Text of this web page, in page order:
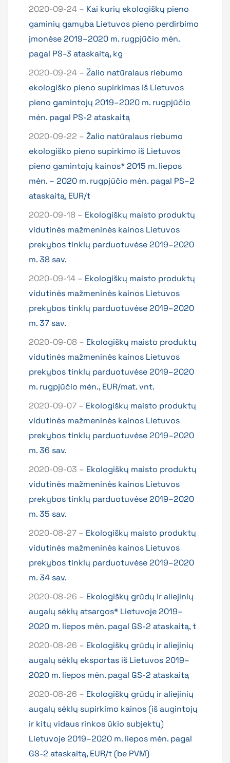
2020-09-24 – Kai kurių ekologiškų pieno
gaminių gamyba Lietuvos pieno perdirbimo
įmonėse 2019–2020 m. rugpjūčio mėn.
pagal PS-3 ataskaitą, kg
2020-09-24 – Žalio natūralaus riebumo
ekologiško pieno supirkimas iš Lietuvos
pieno gamintojų 2019–2020 m. rugpjūčio
mėn. pagal PS-2 ataskaitą
2020-09-22 – Žalio natūralaus riebumo
ekologiško pieno supirkimo iš Lietuvos
pieno gamintojų kainos* 2015 m. liepos
mėn. – 2020 m. rugpjūčio mėn. pagal PS–2
ataskaitą, EUR/t
2020-09-18 – Ekologiškų maisto produktų
vidutinės mažmeninės kainos Lietuvos
prekybos tinklų parduotuvėse 2019–2020
m. 38 sav.
2020-09-14 – Ekologiškų maisto produktų
vidutinės mažmeninės kainos Lietuvos
prekybos tinklų parduotuvėse 2019–2020
m. 37 sav.
2020-09-08 – Ekologiškų maisto produktų
vidutinės mažmeninės kainos Lietuvos
prekybos tinklų parduotuvėse 2019–2020
m. rugpjūčio mėn., EUR/mat. vnt.
2020-09-07 – Ekologiškų maisto produktų
vidutinės mažmeninės kainos Lietuvos
prekybos tinklų parduotuvėse 2019–2020
m. 36 sav.
2020-09-03 – Ekologiškų maisto produktų
vidutinės mažmeninės kainos Lietuvos
prekybos tinklų parduotuvėse 2019–2020
m. 35 sav.
2020-08-27 – Ekologiškų maisto produktų
vidutinės mažmeninės kainos Lietuvos
prekybos tinklų parduotuvėse 2019–2020
m. 34 sav.
2020-08-26 – Ekologiškų grūdų ir aliejinių
augalų sėklų atsargos* Lietuvoje 2019–
2020 m. liepos mėn. pagal GS-2 ataskaitą, t
2020-08-26 – Ekologiškų grūdų ir aliejinių
augalų sėklų eksportas iš Lietuvos 2019–
2020 m. liepos mėn. pagal GS-2 ataskaitą
2020-08-26 – Ekologiškų grūdų ir aliejinių
augalų sėklų supirkimo kainos (iš augintojų
ir kitų vidaus rinkos ūkio subjektų)
Lietuvoje 2019–2020 m. liepos mėn. pagal
GS-2 ataskaitą, EUR/t (be PVM)